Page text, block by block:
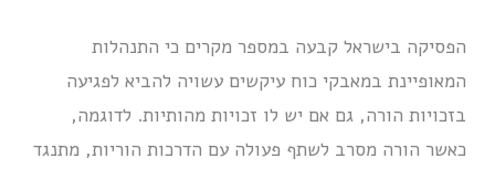
הפסיקה בישראל קבעה במספר מקרים כי התנהלות
המאופיינת במאבקי כוח עיקשים עשויה להביא לפגיעה
בזכויות הורה, גם אם יש לו זכויות מהותיות. לדוגמה,
כאשר הורה מסרב לשתף פעולה עם הדרכות הוריות, מתנגד